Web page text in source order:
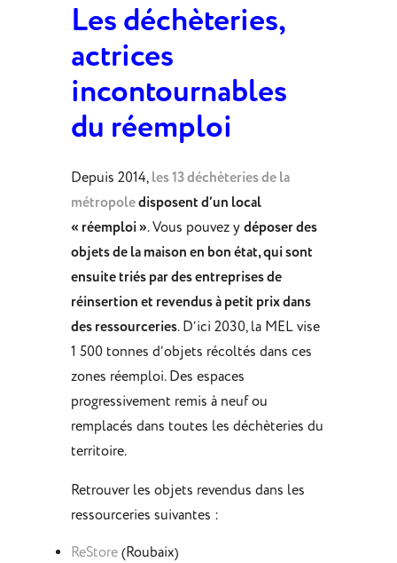
Les déchèteries,
actrices
incontournables
du réemploi
Depuis 2014, les 13 déchèteries de la
métropoledisposent d’un local
« réemploi ». Vous pouvez y déposer des
objets de la maison en bon état, qui sont
ensuite triés par des entreprises de
réinsertion et revendus à petit prix dans
des ressourceries. D’ici 2030, la MEL vise
1 500 tonnes d’objets récoltés dans ces
zones réemploi. Des espaces
progressivement remis à neuf ou
remplacés dans toutes les déchèteries du
territoire.
Retrouver les objets revendus dans les
ressourceries suivantes :
ReStore(Roubaix)